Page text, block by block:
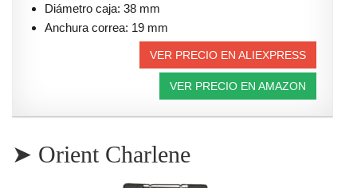
Diámetro caja: 38 mm
Anchura correa: 19 mm
VER PRECIO EN ALIEXPRESS
VER PRECIO EN AMAZON
➤ Orient Charlene